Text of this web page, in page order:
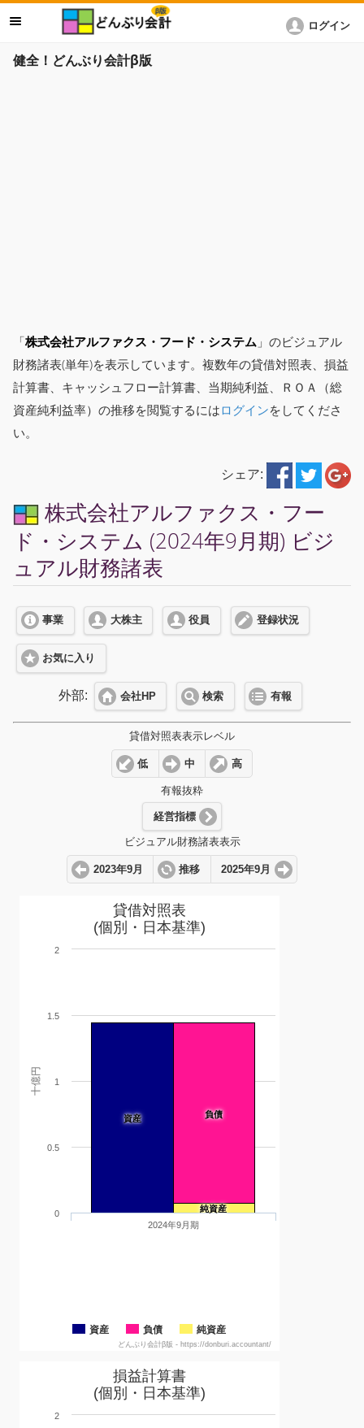
健全！どんぶり会計β版
ログイン
「株式会社アルファクス・フード・システム 」のビジュアル
財務諸表(単年)を表示しています。複数年の貸借対照表、損益
計算書、キャッシュフロー計算書、当期純利益、ＲＯＡ（総
資産純利益率）の推移を閲覧するにはログインをしてくださ
い。
シェア:
株式会社アルファクス・フー
ド・システム (2024年9月期) ビジ
ュアル財務諸表
事業 大株主 役員 登録状況
お気に入り
外部: 会社HP 検索 有報
貸借対照表表示レベル
低 中 高
有報抜粋
経営指標
ビジュアル財務諸表表示
2023年9月 推移 2025年9月
十億円
貸借対照表
(個別・日本基準)
資産 負債
純資産
資産 負債 純資産
2024年9月期
0
0.5
1
1.5
2
どんぶり会計β版 - https://donburi.accountant/
損益計算書
(個別・日本基準)
2